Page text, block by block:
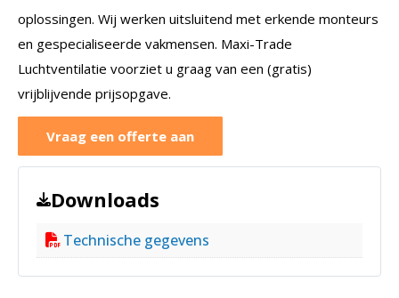
oplossingen. Wij werken uitsluitend met erkende monteurs
en gespecialiseerde vakmensen. Maxi-Trade
Luchtventilatie voorziet u graag van een (gratis)
vrijblijvende prijsopgave.
Vraag een offerte aan
Downloads
Technische gegevens